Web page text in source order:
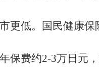
更低。国民健康保
保费约2-3万日元